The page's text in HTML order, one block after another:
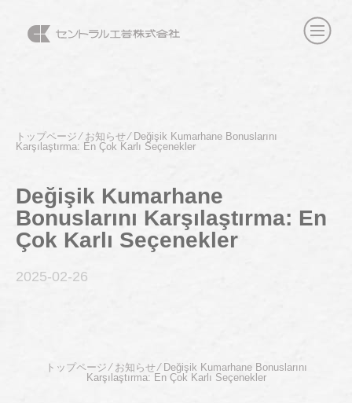
トップページ⁄ お知らせ⁄ Değişik Kumarhane Bonuslarını
Karşılaştırma: En Çok Karlı Seçenekler
Değişik Kumarhane
Bonuslarını Karşılaştırma: En
Çok Karlı Seçenekler
2025-02-26
トップページ ⁄ お知らせ⁄ Değişik Kumarhane Bonuslarını
Karşılaştırma: En Çok Karlı Seçenekler